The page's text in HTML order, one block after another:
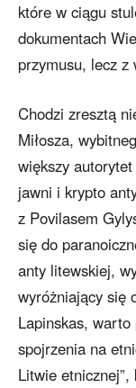
które w ciągu
dokumentach
przymusu, lecz
Chodzi zresztą
Miłosza,
większy
jawni i krypto
z Povilasem
się do
anty litewskiej,
wyróżniający się
Lapinskas, warto
spojrzenia na
Litwie